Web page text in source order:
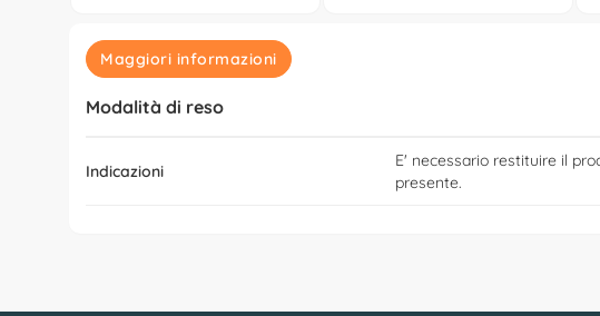
Maggiori informazioni
Modalità di reso
Indicazioni
E' necessario restituire il
presente.